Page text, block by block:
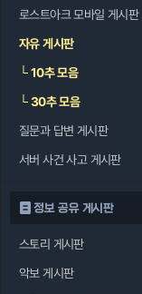
로스트아크 모바일 게시판
자유 게시판
└10추 모음
└30추 모음
질문과 답변 게시판
서버 사건 사고 게시판
정보 공유 게시판
스토리 게시판
악보 게시판